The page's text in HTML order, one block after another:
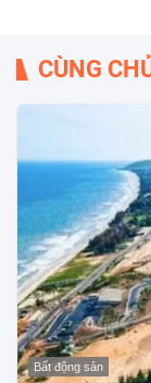
CÙNG
Bất động sản